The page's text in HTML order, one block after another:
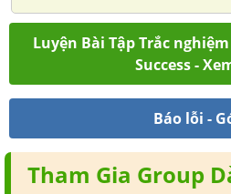
Luyện Bài Tập Trắc
Success -
Báo lỗi -
Tham Gia Group